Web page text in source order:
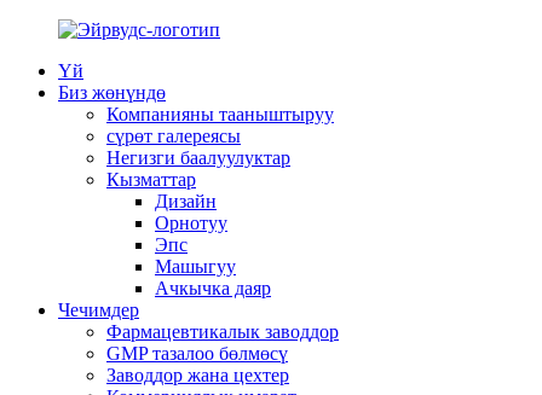
Үй
Биз жөнүндө
Компанияны тааныштыруу
сүрөт галереясы
Негизги баалуулуктар
Кызматтар
Дизайн
Орнотуу
Эпс
Машыгуу
Ачкычка даяр
Чечимдер
Фармацевтикалык заводдор
GMP тазалоо бөлмөсү
Заводдор жана цехтер